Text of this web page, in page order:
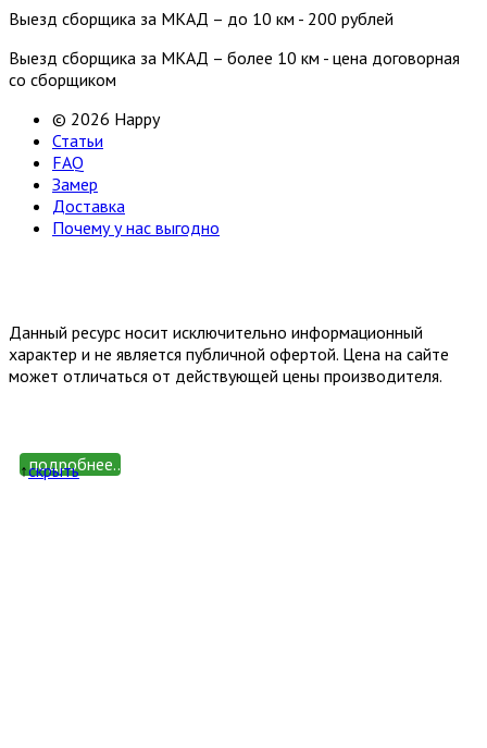
подробнее...
↑cкрыть
Выезд сборщика за МКАД – до 10 км - 200 рублей
Выезд сборщика за МКАД – более 10 км - цена договорная
со сборщиком
© 2026 Happy
Статьи
FAQ
Замер
Доставка
Почему у нас выгодно
Данный ресурс носит исключительно информационный
характер и не является публичной офертой. Цена на сайте
может отличаться от действующей цены производителя.